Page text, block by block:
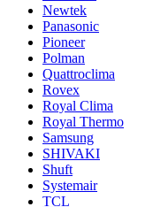
Newtek
Panasonic
Pioneer
Polman
Quattroclima
Rovex
Royal Clima
Royal Thermo
Samsung
SHIVAKI
Shuft
Systemair
TCL